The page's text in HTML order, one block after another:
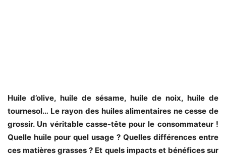
Huile d’olive, huile de sésame, huile de noix, huile de
tournesol… Le rayon des huiles alimentaires ne cesse de
grossir. Un véritable casse-tête pour le consommateur !
Quelle huile pour quel usage ? Quelles différences entre
ces matières grasses ? Et quels impacts et bénéfices sur